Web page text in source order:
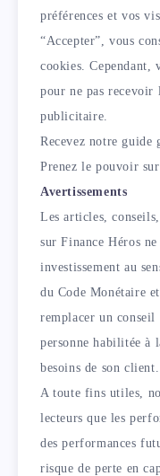
préférences et vos
“Accepter”, vous
cookies. Cependant,
pour ne pas recevoir
publicitaire.
Recevez notre
Prenez le pouvoir
Avertissements
Les articles,
sur Finance Héros
investissement au
du Code Monétaire
remplacer un conseil
personne habilitée à
besoins de son client.
A toute fins utiles,
lecteurs que les
des performances
risque de perte en